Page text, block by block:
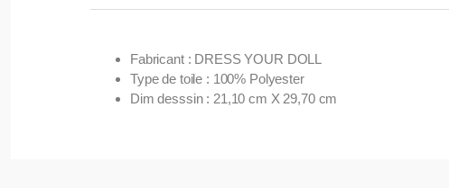
Fabricant : DRESS YOUR DOLL
Type de toile : 100% Polyester
Dim desssin : 21,10 cm X 29,70 cm